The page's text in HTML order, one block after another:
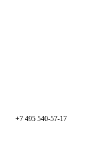
+7 495 540-57-17